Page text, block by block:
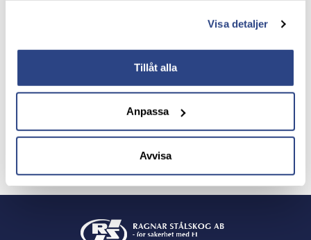
Visa detaljer
Tillåt alla
Anpassa
Avvisa
Entladungsvorrichtung
H-TAG M-TAG BC